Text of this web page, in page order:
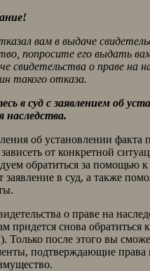
вам в выдаче
попросите его выдать
свидетельства о праве на
такого отказа.
в суд с заявлением об
об установлении факта
от конкретной
обратиться за помощью
заявление в суд, а также
о праве на
придется снова обратиться к
Только после этого вы
подтверждающие права